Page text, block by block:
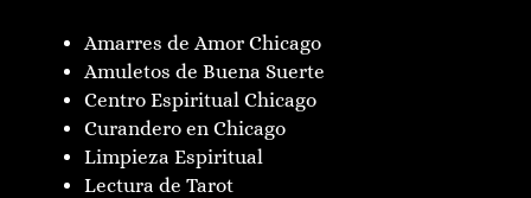
Amarres de Amor Chicago
Amuletos de Buena Suerte
Centro Espiritual Chicago
Curandero en Chicago
Limpieza Espiritual
Lectura de Tarot